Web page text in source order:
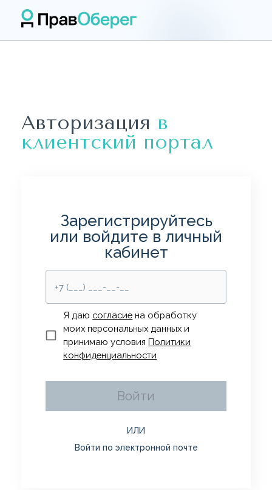
Авторизация в
клиентский портал
Зарегистрируйтесь
или войдите в личный
кабинет
Я даю согласие на обработку
моих персональных данных и
принимаю условияПолитики
конфиденциальности
Войти
ИЛИ
Войти по электронной почте